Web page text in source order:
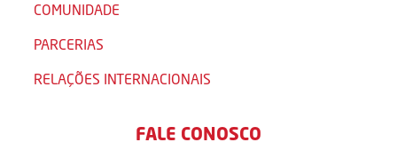
COMUNIDADE
PARCERIAS
RELAÇÕES INTERNACIONAIS
FALE CONOSCO